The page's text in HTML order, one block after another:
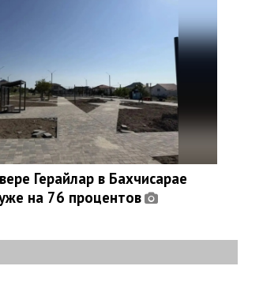
Герайлар в Бахчисарае
на 76 процентов